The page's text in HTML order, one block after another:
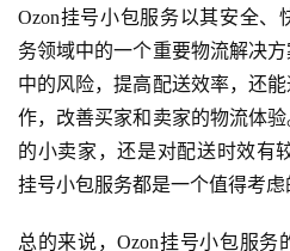
Ozon挂号小包服务以其安全、
务领域中的一个重要物流解决
中的风险，提高配送效率，还
作，改善买家和卖家的物流体
的小卖家，还是对配送时效有
挂号小包服务都是一个值得考虑
总的来说，Ozon挂号小包服